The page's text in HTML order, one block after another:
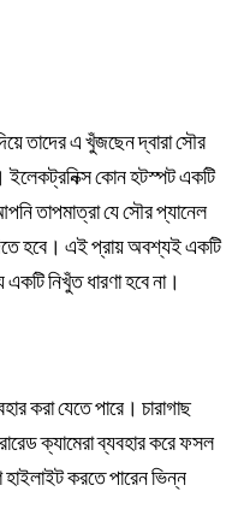
তাদের এ খুঁজছেন দ্বারা সৌর
ইলেকট্রনিক্স কোন হটস্পট একটি
তাপমাত্রা যে সৌর প্যানেল
হবে। এই প্রায় অবশ্যই একটি
নিখুঁত ধারণা হবে না।
করা যেতে পারে। চারাগাছ
ক্যামেরা ব্যবহার করে ফসল
করতে পারেন ভিন্ন